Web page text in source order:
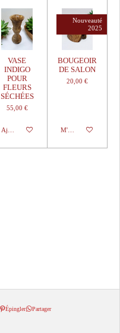
VASE
INDIGO
POUR
FLEURS
SÉCHÉES
55,00 €
Ajouter au panier
Nouveauté
2025
BOUGEOIR
DE SALON
20,00 €
M'avertir si
Épingler Partager